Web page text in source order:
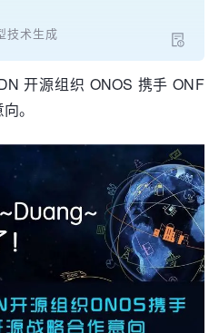
技术生成
开源组织 ONOS 携手 ONF
。